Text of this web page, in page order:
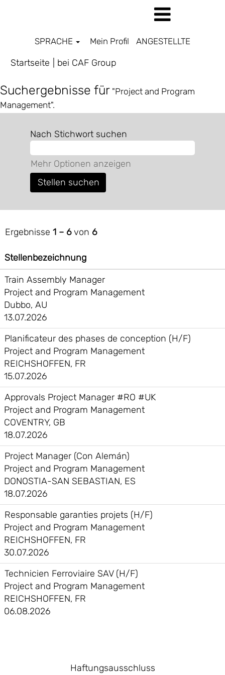
SPRACHE Mein Profil ANGESTELLTE
Startseite bei CAF Group(aktuelle
Suchergebnisse für "Project and Program
Management".
Nach Stichwort suchen
Mehr Optionen anzeigen
Ergebnisse 1 – 6von 6
Stellenbezeichnung
Train Assembly Manager
Project and Program Management
Dubbo, AU
13.07.2026
Planificateur des phases de conception (H/F)
Project and Program Management
REICHSHOFFEN, FR
15.07.2026
Approvals Project Manager #RO #UK
Project and Program Management
COVENTRY, GB
18.07.2026
Project Manager (Con Alemán)
Project and Program Management
DONOSTIA-SAN SEBASTIAN, ES
18.07.2026
Responsable garanties projets (H/F)
Project and Program Management
REICHSHOFFEN, FR
30.07.2026
Technicien Ferroviaire SAV (H/F)
Project and Program Management
REICHSHOFFEN, FR
06.08.2026
Haftungsausschluss